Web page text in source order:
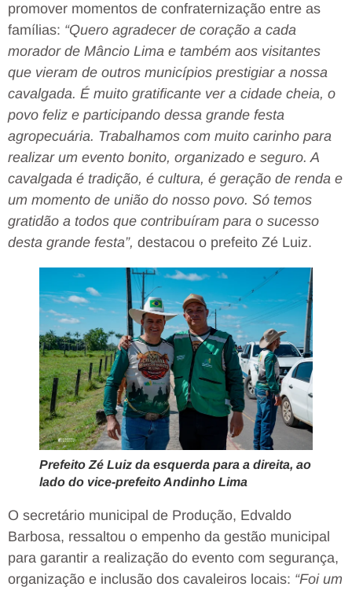
promover momentos de confraternização entre as
famílias: “Quero agradecer de coração a cada
morador de Mâncio Lima e também aos visitantes
que vieram de outros municípios prestigiar a nossa
cavalgada. É muito gratificante ver a cidade cheia, o
povo feliz e participando dessa grande festa
agropecuária. Trabalhamos com muito carinho para
realizar um evento bonito, organizado e seguro. A
cavalgada é tradição, é cultura, é geração de renda e
um momento de união do nosso povo. Só temos
gratidão a todos que contribuíram para o sucesso
desta grande festa”, destacou o prefeito Zé Luiz.
Prefeito Zé Luiz da esquerda para a direita, ao
lado do vice-prefeito Andinho Lima
O secretário municipal de Produção, Edvaldo
Barbosa, ressaltou o empenho da gestão municipal
para garantir a realização do evento com segurança,
organização e inclusão dos cavaleiros locais: “Foi um